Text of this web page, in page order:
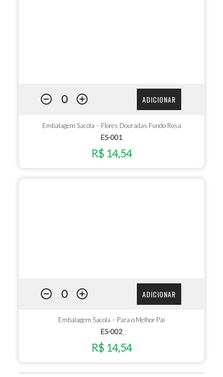
ADICIONAR
Embalagem Sacola – Flores Douradas Fundo Rosa
ES-001
R$ 14,54
ADICIONAR
Embalagem Sacola – Para o Melhor Pai
ES-002
R$ 14,54